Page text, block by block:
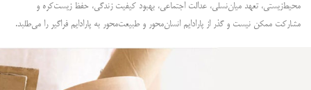
محیط‌زیستی، تعهد میان‌نسلی، عدالت اجتماعی، بهبود کیفیت زندگی، حفظ زیست‌کره و
مشارکت ممکن نیست و گذر از پارادایم انسان‌محور و طبیعت‌محور به پارادایم فراگیر را می‌طلبد.